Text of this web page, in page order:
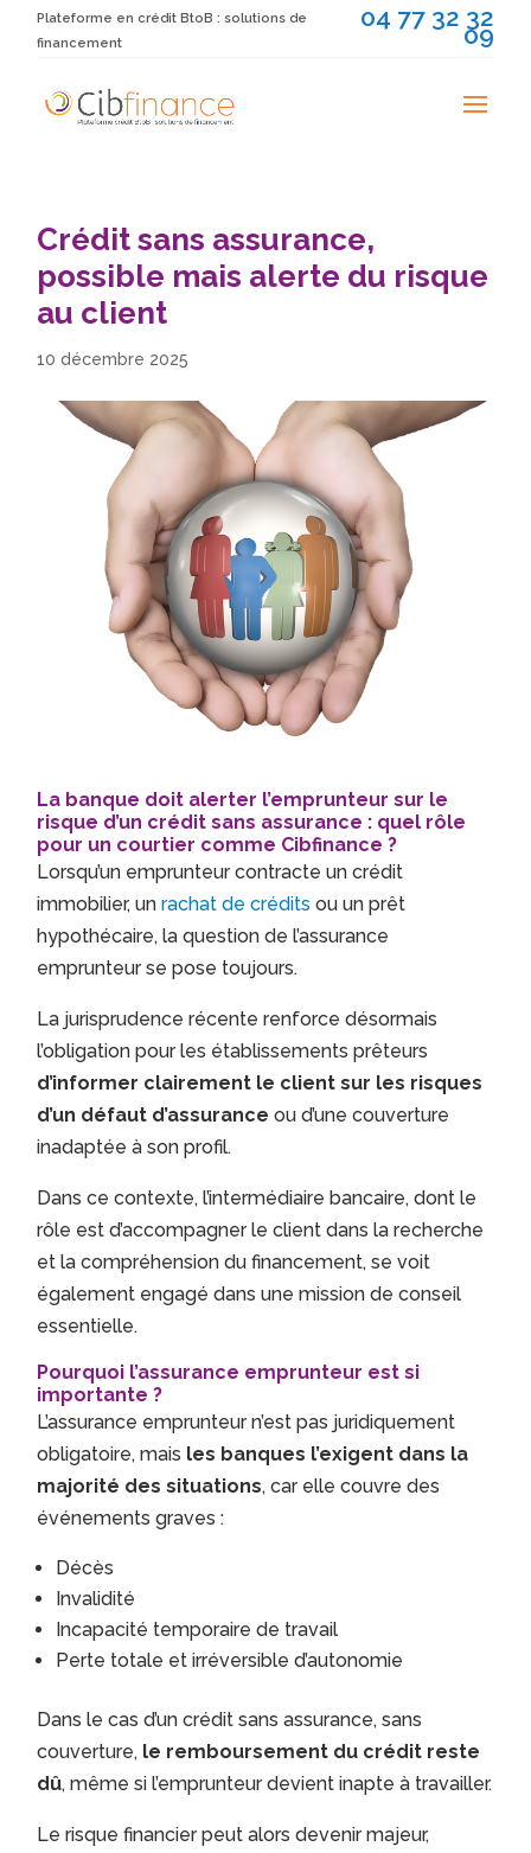
Plateforme en crédit BtoB : solutions de
financement
04 77 32 32
09
Crédit sans assurance,
possible mais alerte du risque
au client
10 décembre 2025
La banque doit alerter l’emprunteur sur le
risque d’un crédit sans assurance : quel rôle
pour un courtier comme Cibfinance ?
Lorsqu’un emprunteur contracte un crédit
immobilier, unrachat de crédits ou un prêt
hypothécaire, la question de l’assurance
emprunteur se pose toujours.
La jurisprudence récente renforce désormais
l’obligation pour les établissements prêteurs
d’informer clairement le client sur les risques
d’un défaut d’assurance ou d’une couverture
inadaptée à son profil.
Dans ce contexte, l’intermédiaire bancaire, dont le
rôle est d’accompagner le client dans la recherche
et la compréhension du financement, se voit
également engagé dans une mission de conseil
essentielle.
Pourquoi l’assurance emprunteur est si
importante ?
L’assurance emprunteur n’est pas juridiquement
obligatoire, mais les banques l’exigent dans la
majorité des situations, car elle couvre des
événements graves :
Décès
Invalidité
Incapacité temporaire de travail
Perte totale et irréversible d’autonomie
Dans le cas d’un crédit sans assurance, sans
couverture, le remboursement du crédit reste
dû, même si l’emprunteur devient inapte à travailler.
Le risque financier peut alors devenir majeur,